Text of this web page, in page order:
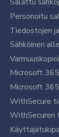
Personoitu
Tiedostojen
Sähköinen
Microsoft
Microsoft
WithSecure